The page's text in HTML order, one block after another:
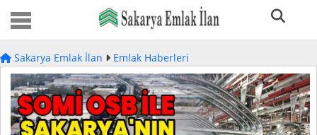
Sakarya Emlak İlan Emlak Haberleri